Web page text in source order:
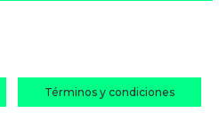
Términos y condiciones